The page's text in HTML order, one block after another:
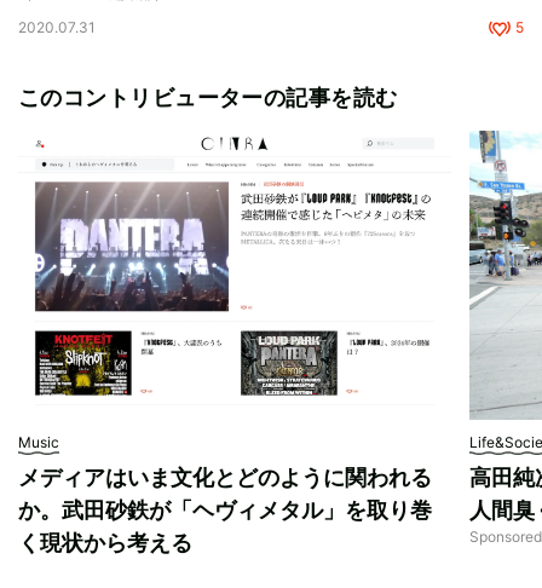
2020.07.31
5
このコントリビューターの記事を読む
Music
メディアはいま文化とどのように関われる
か。武田砂鉄が「ヘヴィメタル」を取り巻
く現状から考える
高田純
人間